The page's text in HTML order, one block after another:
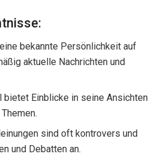
bekannte Persönlichkeit auf
aktuelle Nachrichten und
Einblicke in seine Ansichten
sind oft kontrovers und
und Debatten an.